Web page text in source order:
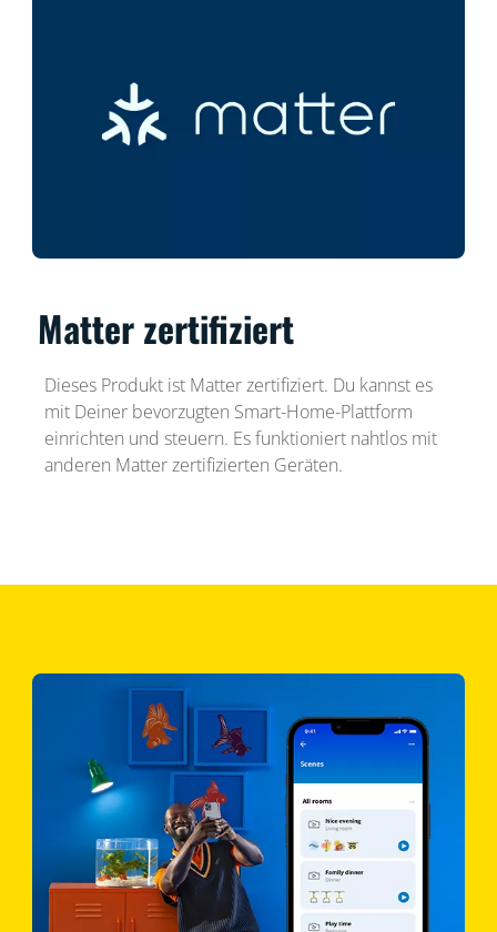
Matter zertifiziert
Dieses Produkt ist Matter zertifiziert. Du kannst es
mit Deiner bevorzugten Smart-Home-Plattform
einrichten und steuern. Es funktioniert nahtlos mit
anderen Matter zertifizierten Geräten.